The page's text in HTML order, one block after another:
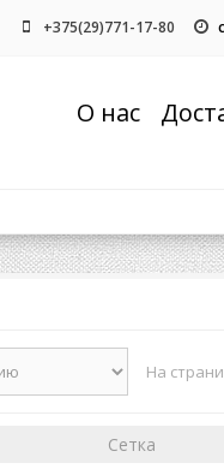
+375(29)771-17-80
О нас
На
Сетка